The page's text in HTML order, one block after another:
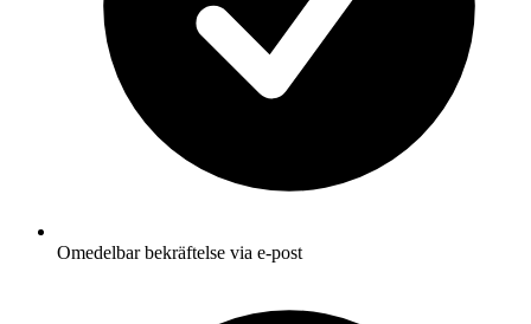
Omedelbar bekräftelse via e-post